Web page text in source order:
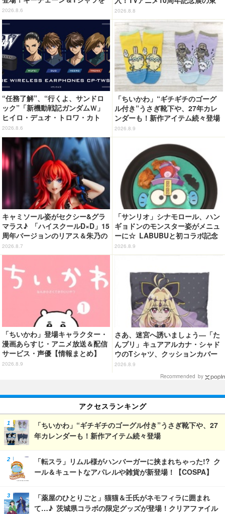
展開
2026.8.6
京会場フォトレポートが到着
2026.8.8
“任務了解”、“行くよ、サンドロ
ック”「新機動戦記ガンダムＷ」
ヒイロ・デュオ・トロワ・カト
ル・五飛の声がする…！ 新規録
り下ろしボイス搭載のワイヤレス
イヤホンが登場
2026.8.6
「ちいかわ」“ギチギチのゴーグ
ル付き”うさぎ靴下や、27年カレ
ンダーも！新作アイテム続々登場
2026.8.9
キャミソール姿がセクシー&グラ
マラス♪ 「ハイスクールD×D」15
周年バージョンのリアス＆朱乃の
フィギュアがリニューアルパッケ
ージで登場！
2026.8.7
「サンリオ」シナモロール、ハン
ギョドンのモンスター姿がメニュ
ーに☆ LABUBUと初コラボ記念
のスイーツも！【サンリオピュー
ロランド】
2026.8.9
「ちいかわ」登場キャラクター・
漫画あらすじ・アニメ放送＆配信
サービス・声優【情報まとめ】
2026.8.9
さあ、迷宮へ誘いましょう―「た
んプリ」キュアアルカナ・シャド
ウのTシャツ、クッションカバー
などが新登場
2026.8.9
Recommended by
アクセスランキング
「ちいかわ」“ギチギチのゴーグル付き”うさぎ靴下や、27
年カレンダーも！新作アイテム続々登場
「転スラ」リムル様がハンバーガーに挟まれちゃった!? ク
ール＆キュートなアパレルや雑貨が新登場！【COSPA】
「薬屋のひとりごと」猫猫＆壬氏がネモフィラに囲まれ
て…♪ 茨城県コラボの限定グッズが登場！クリアファイル